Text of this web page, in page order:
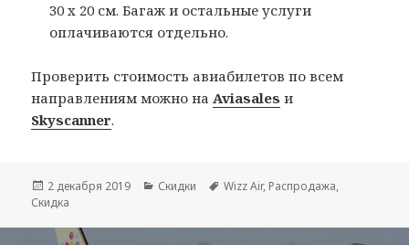
30 x 20 см. Багаж и остальные услуги
оплачиваются отдельно.
Проверить стоимость авиабилетов по всем
направлениям можно наAviasales и
Skyscanner.
Опубликовано
2 декабря 2019 Рубрики
Скидки Метки
Wizz Air, Распродажа,
Скидка
Навигация